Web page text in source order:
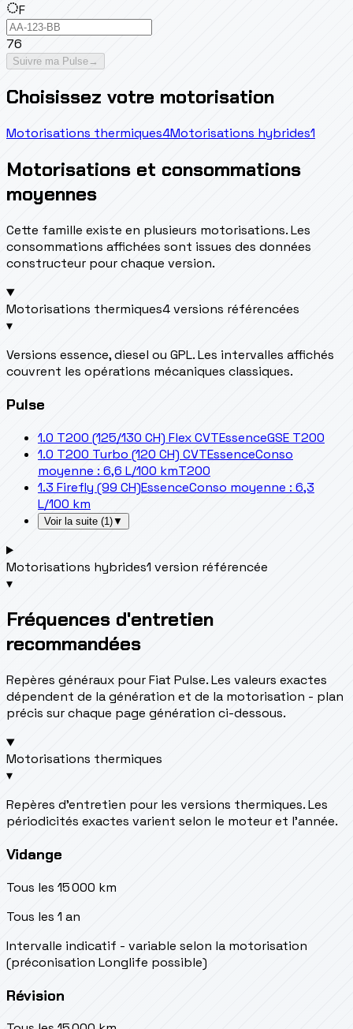
F
76
Suivre ma Pulse→
Choisissez votre motorisation
Motorisations thermiques4Motorisations hybrides1
Motorisations et consommations
moyennes
Cette famille existe en plusieurs motorisations. Les
consommations affichées sont issues des données
constructeur pour chaque version.
Motorisations thermiques4 versions référencées
▾
Versions essence, diesel ou GPL. Les intervalles affichés
couvrent les opérations mécaniques classiques.
Pulse
1.0 T200 (125/130 CH) Flex CVTEssenceGSE T200
1.0 T200 Turbo (120 CH) CVTEssenceConso
moyenne : 6,6 L/100 kmT200
1.3 Firefly (99 CH)EssenceConso moyenne : 6,3
L/100 km
Voir la suite (1)▼
Motorisations hybrides1 version référencée
▾
Fréquences d'entretien
recommandées
Repères généraux pour Fiat Pulse. Les valeurs exactes
dépendent de la génération et de la motorisation - plan
précis sur chaque page génération ci-dessous.
Motorisations thermiques
▾
Repères d’entretien pour les versions thermiques. Les
périodicités exactes varient selon le moteur et l’année.
Vidange
Tous les 15 000 km
Tous les 1 an
Intervalle indicatif - variable selon la motorisation
(préconisation Longlife possible)
Révision